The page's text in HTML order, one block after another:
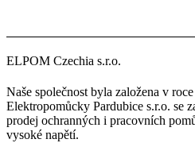
ELPOM Czechia s.r.o.
Naše společnost byla založena v
Elektropomůcky Pardubice s.r.o. se
prodej ochranných i pracovních
vysoké napětí.